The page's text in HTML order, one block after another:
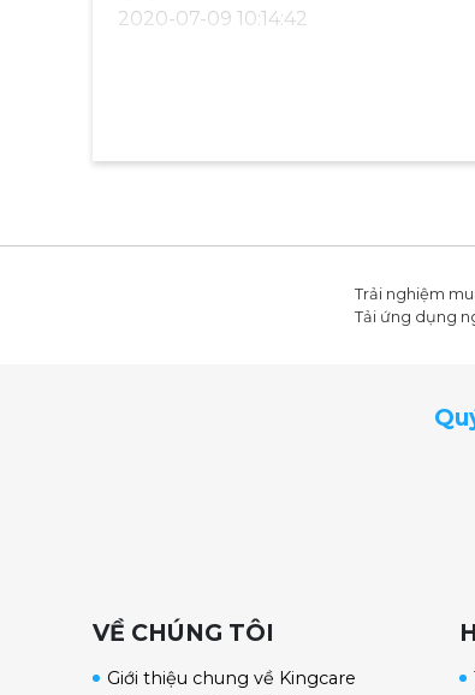
2020-07-09 10:14:42
Trải nghiệm
Tải ứng dụng
VỀ CHÚNG TÔI
Giới thiệu chung về Kingcare